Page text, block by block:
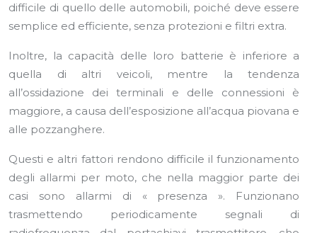
difficile di quello delle automobili, poiché deve essere
semplice ed efficiente, senza protezioni e filtri extra.
Inoltre, la capacità delle loro batterie è inferiore a
quella di altri veicoli, mentre la tendenza
all’ossidazione dei terminali e delle connessioni è
maggiore, a causa dell’esposizione all’acqua piovana e
alle pozzanghere.
Questi e altri fattori rendono difficile il funzionamento
degli allarmi per moto, che nella maggior parte dei
casi sono allarmi di « presenza ». Funzionano
trasmettendo periodicamente segnali di